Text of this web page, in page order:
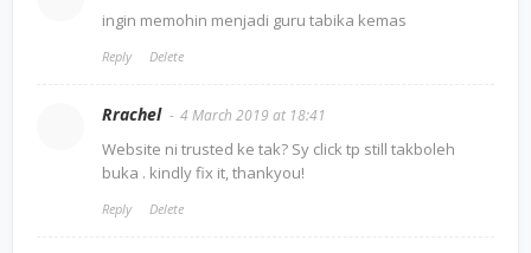
ingin memohin menjadi guru tabika kemas
Reply Delete
Rrachel 4 March 2019 at 18:41
Website ni trusted ke tak? Sy click tp still takboleh
buka . kindly fix it, thankyou!
Reply Delete